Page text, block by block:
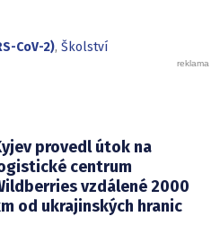
CoV-2), Školství
provedl útok na
centrum
vzdálené 2000
od ukrajinských hranic